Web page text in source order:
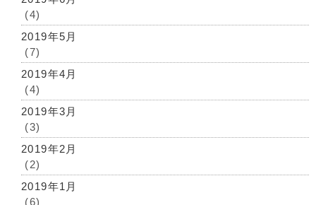
(4)
2019年5月
(7)
2019年4月
(4)
2019年3月
(3)
2019年2月
(2)
2019年1月
(6)